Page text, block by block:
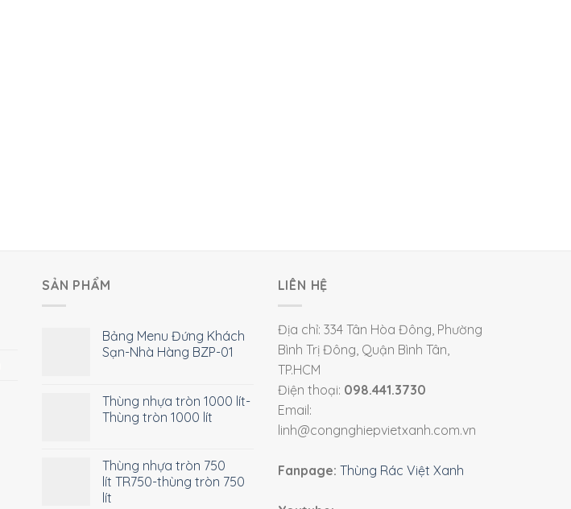
SẢN PHẨM
Bảng Menu Đứng Khách
Sạn-Nhà Hàng BZP-01
Thùng nhựa tròn 1000 lít-
Thùng tròn 1000 lít
Thùng nhựa tròn 750
lít TR750-thùng tròn 750
lít
LIÊN HỆ
Địa chỉ: 334 Tân Hòa Đông, Phường
Bình Trị Đông, Quận Bình Tân,
TP.HCM
Điện thoại: 098.441.3730
Email:
linh@congnghiepvietxanh.com.vn
Fanpage: Thùng Rác Việt Xanh